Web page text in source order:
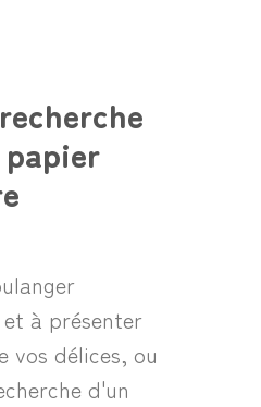
à présenter
vos délices, ou
d'un